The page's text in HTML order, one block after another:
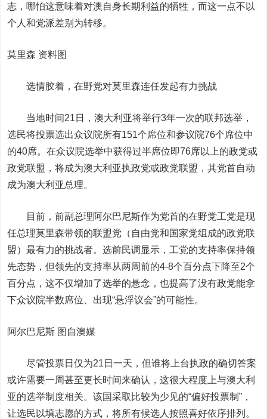
志，哪怕这意味着对澳自身长期利益的牺牲，而这一点不以
个人和党派差别为转移。
莫里森 资料图
选情胶着，在野党对莫里森连任发起有力挑战
当地时间21日，澳大利亚将举行3年一次的联邦选举，
选民将投票选出众议院所有151个席位和参议院76个席位中
的40席。在众议院选举中获得过半席位即76席以上的政党或
政党联盟，将成为澳大利亚执政党或政党联盟，其党首自动
成为澳大利亚总理。
目前，前副总理阿尔巴尼斯作为党首的在野党工党是现
任总理莫里森带领的联盟党（自由党和国家党组成的政党联
盟）最有力的挑战者。选前民调显示，工党的支持率保持领
先态势，但领先的支持率从两周前的4-8个百分点下降至2个
百分点，这不仅增加了选举的悬念，也提高了没有政党能拿
下众议院半数席位、出现“悬浮议会”的可能性。
阿尔巴尼斯 图自澳媒
尽管投票日仅为21日一天，但谁将上台执政的确切答案
或许需要一周甚至更长时间来确认，这很大程度上与澳大利
亚的选举制度相关。该国采取比较为少见的“偏好投票制”，
让选民以填志愿的方式，将所有候选人按照喜好依序排列。